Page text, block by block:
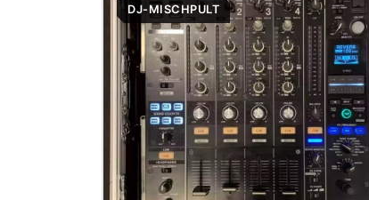
DJ-MISCHPULT